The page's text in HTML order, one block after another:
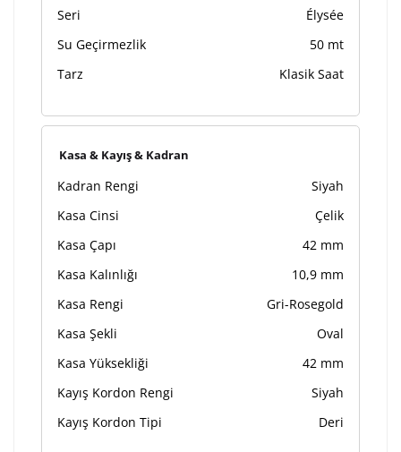
Seri
Élysée
Su Geçirmezlik
50 mt
Tarz
Klasik Saat
Kasa & Kayış & Kadran
Kadran Rengi
Siyah
Kasa Cinsi
Çelik
Kasa Çapı
42 mm
Kasa Kalınlığı
10,9 mm
Kasa Rengi
Gri-Rosegold
Kasa Şekli
Oval
Kasa Yüksekliği
42 mm
Kayış Kordon Rengi
Siyah
Kayış Kordon Tipi
Deri